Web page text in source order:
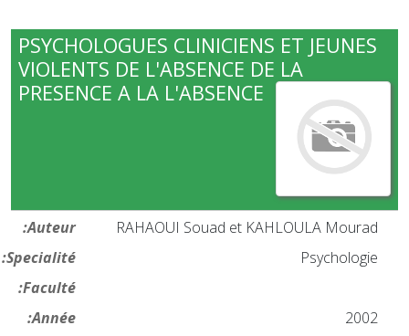
PSYCHOLOGUES CLINICIENS ET JEUNES
VIOLENTS DE L'ABSENCE DE LA
PRESENCE A LA L'ABSENCE
Auteur:
RAHAOUI Souad et KAHLOULA Mourad
Specialité:
Psychologie
Faculté:
Année:
2002